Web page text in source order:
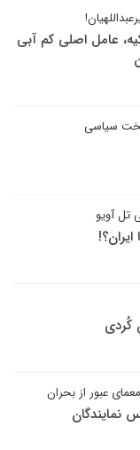
عامل اصلی کم آبی
سخت سیاسی
آویو
کُردی
عبور از بحران